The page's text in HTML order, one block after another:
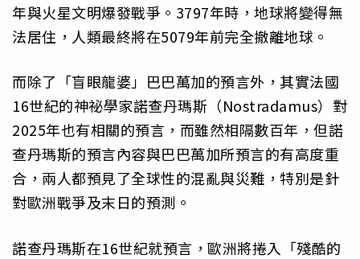
年與火星文明爆發戰爭。3797年時，地球將變得無
法居住，人類最終將在5079年前完全撤離地球。
而除了「盲眼龍婆」巴巴萬加的預言外，其實法國
16世紀的神祕學家諾查丹瑪斯（Nostradamus）對
2025年也有相關的預言，而雖然相隔數百年，但諾
查丹瑪斯的預言內容與巴巴萬加所預言的有高度重
合，兩人都預見了全球性的混亂與災難，特別是針
對歐洲戰爭及末日的預測。
諾查丹瑪斯在16世紀就預言，歐洲將捲入「殘酷的